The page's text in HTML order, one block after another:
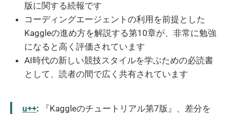
版に関する続報です
コーディングエージェントの利用を前提とした
Kaggleの進め方を解説する第10章が、非常に勉強
になると高く評価されています
AI時代の新しい競技スタイルを学ぶための必読書
として、読者の間で広く共有されています
u++: 『Kaggleのチュートリアル第7版』、差分を